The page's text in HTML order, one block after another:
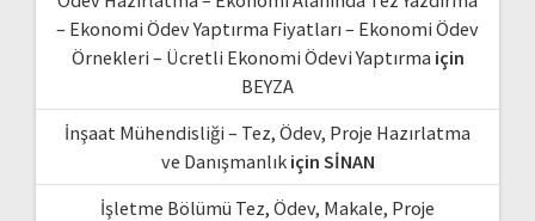
– Ekonomi Ödev Yaptırma Fiyatları – Ekonomi Ödev
Örnekleri – Ücretli Ekonomi Ödevi Yaptırma için
BEYZA
İnşaat Mühendisliği – Tez, Ödev, Proje Hazırlatma
ve Danışmanlıkiçin SİNAN
İşletme Bölümü Tez, Ödev, Makale, Proje